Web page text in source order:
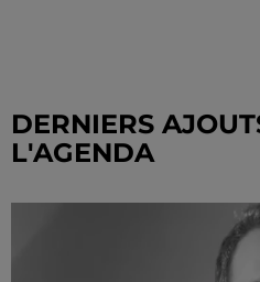
DERNIERS
L'AGENDA